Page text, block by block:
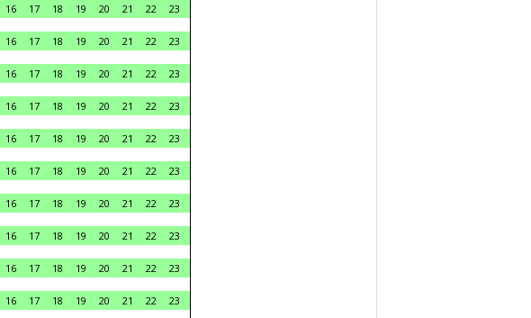
16 17 18 19 20 21 22
23
16 17 18 19 20 21 22
23
16 17 18 19 20 21 22
23
16 17 18 19 20 21 22
23
16 17 18 19 20 21 22
23
16 17 18 19 20 21 22
23
16 17 18 19 20 21 22
23
16 17 18 19 20 21 22
23
16 17 18 19 20 21 22
23
16 17 18 19 20 21 22
23